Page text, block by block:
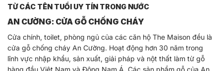
TỪ CÁC TÊN TUỔI UY TÍN TRONG NƯỚC
AN CƯỜNG: CỬA GỖ CHỐNG CHÁY
Cửa chính, toilet, phòng ngủ của các căn hộ The Maison đều là
cửa gỗ chống cháy An Cường. Hoạt động hơn 30 năm trong
lĩnh vực nhập khẩu, sản xuất, giải pháp và nột thất làm từ gỗ
hàng đầu Việt Nam và Đông Nam Á. Các sản phẩm gỗ của An